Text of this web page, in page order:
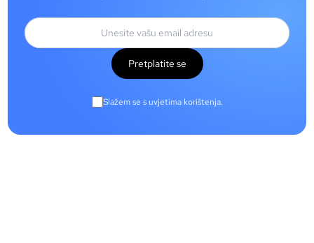
Pretplatite se
Slažem se s uvjetima korištenja.